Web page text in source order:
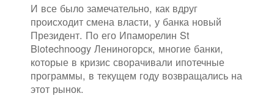
И все было замечательно, как вдруг
происходит смена власти, у банка новый
Президент. По его Ипаморелин St
Biotechnoogy Лениногорск, многие банки,
которые в кризис сворачивали ипотечные
программы, в текущем году возвращались на
этот рынок.